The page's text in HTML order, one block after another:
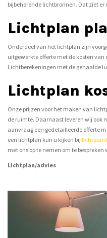
bijbehorende lichtbronnen. Dat ziet er
Lichtplan
Onderdeel van het lichtplan zijn
uitgewerkte offerte met de kosten
Lichtberekeningen met de gehaalde
Lichtplan
Onze prijzen voor het maken van
de ruimte. Daarnaast leveren wij ook
aanvraag een gedetailleerde offerte
een lichtplan kun u kijken bij lichtplan
met ons op te nemen om te bespreken
Lichtplan/advies